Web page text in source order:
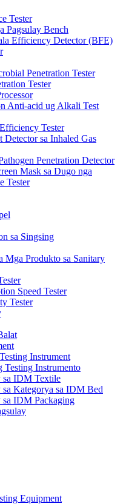
Tester
Pagsulay Bench
Efficiency Detector (BFE)
Penetration Tester
Tester
Anti-acid ug Alkali Test
Tester
sa Inhaled Gas
Penetration Detector
Mask sa Dugo nga
Tester
sa Singsing
Mga Produkto sa Sanitary
Speed ​​Tester
Tester
Instrument
Instrumento
sa IDM Textile
sa Kategorya sa IDM Bed
sa IDM Packaging
Equipment